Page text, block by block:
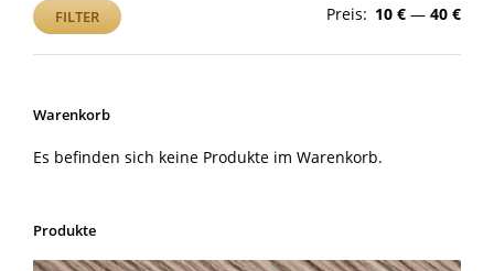
Min.
Max.
FILTER Preis: 10 € — 40 €
Warenkorb
Es befinden sich keine Produkte im Warenkorb.
Produkte